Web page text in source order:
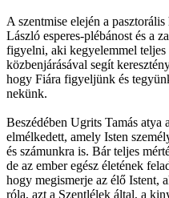
A szentmise elején a
László esperes-plébánost és a
figyelni, aki kegyelemmel teljes
közbenjárásával segít
hogy Fiára figyeljünk és
nekünk.
Beszédében Ugrits Tamás atya
elmélkedett, amely Isten
és számunkra is. Bár teljes
de az ember egész életének
hogy megismerje az élő Istent,
róla, azt a Szentlélek által, a